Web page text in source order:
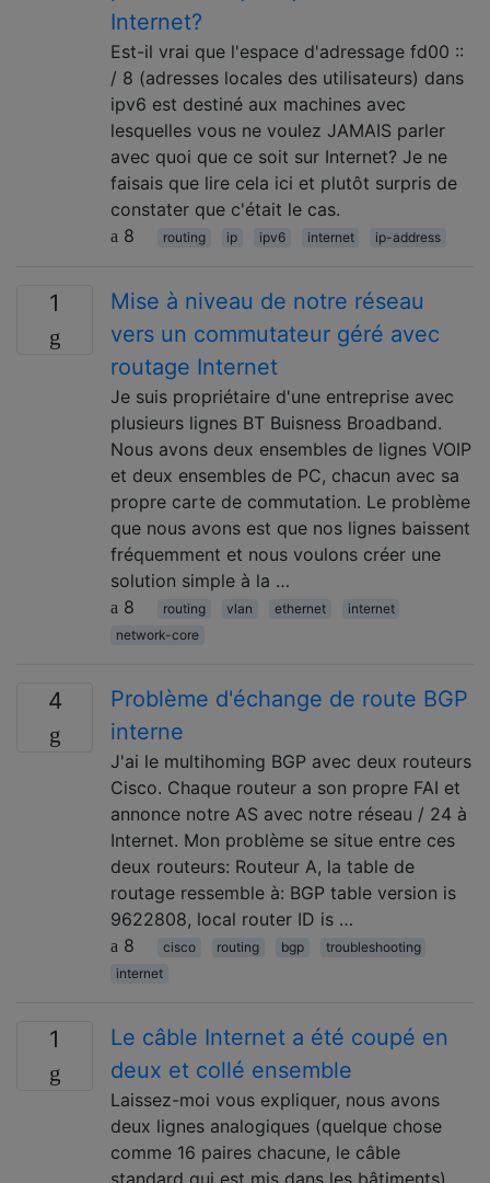
Internet?
Est-il vrai que l'espace d'adressage fd00 ::
/ 8 (adresses locales des utilisateurs) dans
ipv6 est destiné aux machines avec
lesquelles vous ne voulez JAMAIS parler
avec quoi que ce soit sur Internet? Je ne
faisais que lire cela ici et plutôt surpris de
constater que c'était le cas.
8
routing ip ipv6 internet ip-address
1
Mise à niveau de notre réseau
vers un commutateur géré avec
routage Internet
Je suis propriétaire d'une entreprise avec
plusieurs lignes BT Buisness Broadband.
Nous avons deux ensembles de lignes VOIP
et deux ensembles de PC, chacun avec sa
propre carte de commutation. Le problème
que nous avons est que nos lignes baissent
fréquemment et nous voulons créer une
solution simple à la …
8
routing vlan ethernet
internet
network-core
4
Problème d'échange de route BGP
interne
J'ai le multihoming BGP avec deux routeurs
Cisco. Chaque routeur a son propre FAI et
annonce notre AS avec notre réseau / 24 à
Internet. Mon problème se situe entre ces
deux routeurs: Routeur A, la table de
routage ressemble à: BGP table version is
9622808, local router ID is …
8
cisco routing bgp
troubleshooting
internet
1
Le câble Internet a été coupé en
deux et collé ensemble
Laissez-moi vous expliquer, nous avons
deux lignes analogiques (quelque chose
comme 16 paires chacune, le câble
standard qui est mis dans les bâtiments)